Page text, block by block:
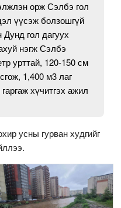
орж Сэлбэ гол
үүсэж болзошгүй
гол дагуух
нэгж Сэлбэ
урттай, 120-150 см
1,400 м3 лаг
хүчитгэх ажил
усны гурван худгийг